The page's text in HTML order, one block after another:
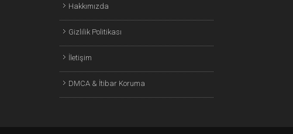
Hakkımızda
Gizlilik Politikası
İletişim
DMCA & İtibar Koruma